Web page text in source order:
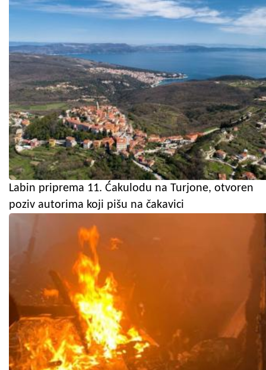
Labin priprema 11. Ćakulodu na Turjone, otvoren
poziv autorima koji pišu na čakavici